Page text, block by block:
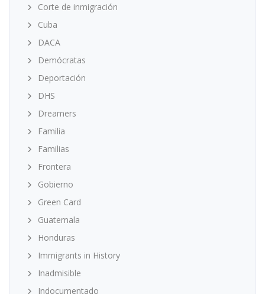
Corte de inmigración
Cuba
DACA
Demócratas
Deportación
DHS
Dreamers
Familia
Familias
Frontera
Gobierno
Green Card
Guatemala
Honduras
Immigrants in History
Inadmisible
Indocumentado